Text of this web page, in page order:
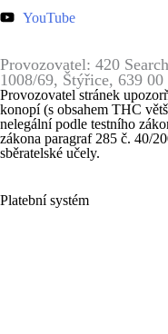
YouTube
Provozovatel: 420
1008/69, Štýřice, 639
Provozovatel stránek
konopí (s obsahem THC
nelegální podle testního
zákona paragraf 285 č. 40/
sběratelské učely.
Platební systém